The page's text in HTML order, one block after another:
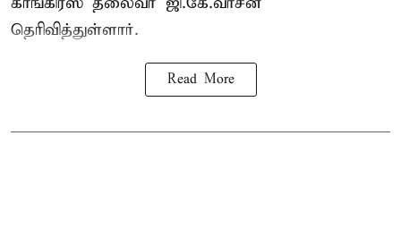
தெரிவித்துள்ளார்.
Read More